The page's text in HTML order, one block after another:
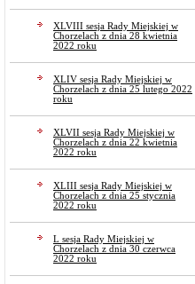
XLVIII sesja Rady Miejskiej w
Chorzelach z dnia 28 kwietnia
2022 roku
XLIV sesja Rady Miejskiej w
Chorzelach z dnia 25 lutego 2022
roku
XLVII sesja Rady Miejskiej w
Chorzelach z dnia 22 kwietnia
2022 roku
XLIII sesja Rady Miejskiej w
Chorzelach z dnia 25 stycznia
2022 roku
L sesja Rady Miejskiej w
Chorzelach z dnia 30 czerwca
2022 roku